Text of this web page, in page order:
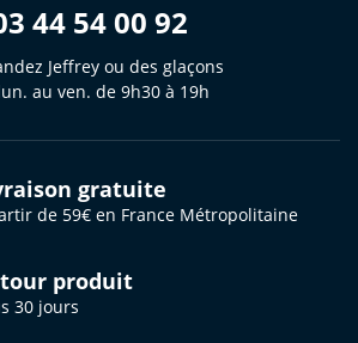
44 54 00 92
Jeffrey ou des glaçons
au ven. de 9h30 à 19h
gratuite
de 59€ en France Métropolitaine
produit
30 jours